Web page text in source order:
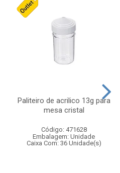
Paliteiro de acrilico 13g para
mesa cristal
Código: 471628
Embalagem: Unidade
Caixa Com: 36 Unidade(s)